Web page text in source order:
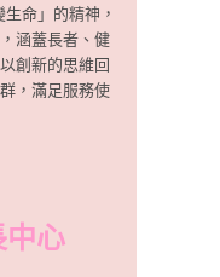
命」的精神，
涵蓋長者、健
創新的思維回
，滿足服務使
心